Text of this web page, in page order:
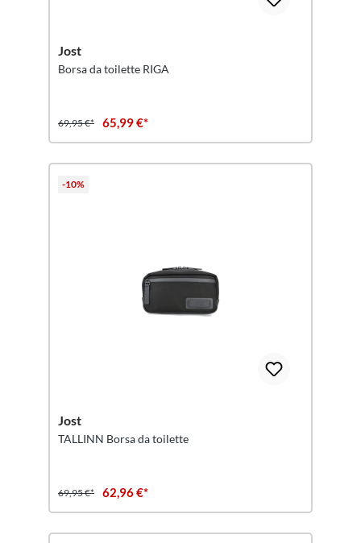
Jost
Borsa da toilette RIGA
69,95 €* 65,99 €*
-10%
Jost
TALLINN Borsa da toilette
69,95 €* 62,96 €*